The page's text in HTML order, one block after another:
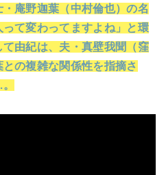
庵野迦葉（中村倫也）の名
て変わってますよね」と環
由紀は、夫・真壁我聞（窪
の複雑な関係性を指摘さ